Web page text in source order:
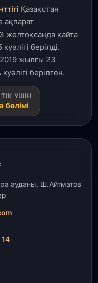
кәсіпкерлер мен
өз ұсыныстарын
елдеріне
жоспарын әзірлеуді
30,2 млрд теңгеге
ауылының
Қазақстан
ақпарат
желтоқсанда қайта
берілді.
2019 жылғы 23
берілген.
ҮШІН
ауданы, Ш.Айтматов
14